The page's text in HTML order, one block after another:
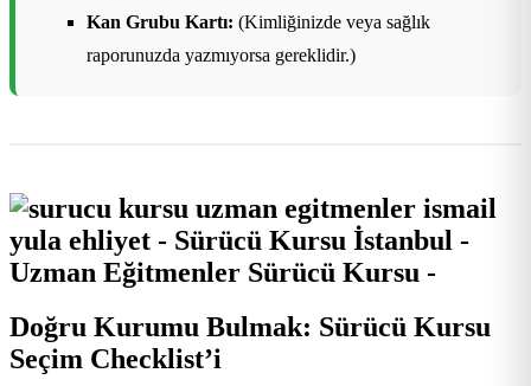
Kan Grubu Kartı: (Kimliğinizde veya sağlık
raporunuzda yazmıyorsa gereklidir.)
Doğru Kurumu Bulmak: Sürücü Kursu
Seçim Checklist’i